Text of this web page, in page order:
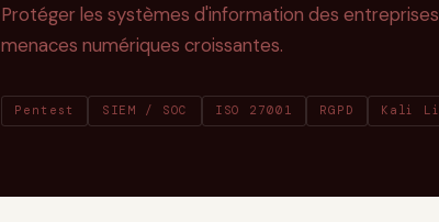
Protéger les systèmes d'information des
menaces numériques croissantes.
Pentest SIEM / SOC ISO 27001 RGPD Kali